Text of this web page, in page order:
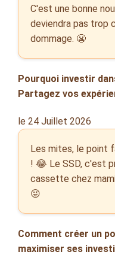
C'est une bonne
deviendra pas trop
dommage. 😬
Pourquoi investir
Partagez vos
le 24 Juillet 2026
Les mites, le point
! 😂 Le SSD, c'est
cassette chez
😜
Comment créer un
maximiser ses